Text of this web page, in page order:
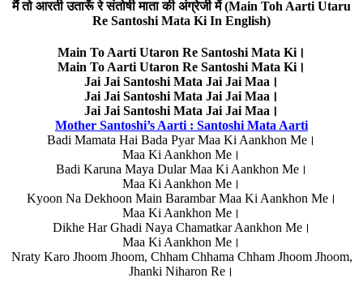
मैं तो आरती उतारूँ रे संतोषी माता की अंग्रेजी में (Main Toh Aarti Utaru
Re Santoshi Mata Ki In English)
Main To Aarti Utaron Re Santoshi Mata Ki।
Main To Aarti Utaron Re Santoshi Mata Ki।
Jai Jai Santoshi Mata Jai Jai Maa।
Jai Jai Santoshi Mata Jai Jai Maa।
Jai Jai Santoshi Mata Jai Jai Maa।
Mother Santoshi’s Aarti : Santoshi Mata Aarti
Badi Mamata Hai Bada Pyar Maa Ki Aankhon Me।
Maa Ki Aankhon Me।
Badi Karuna Maya Dular Maa Ki Aankhon Me।
Maa Ki Aankhon Me।
Kyoon Na Dekhoon Main Barambar Maa Ki Aankhon Me।
Maa Ki Aankhon Me।
Dikhe Har Ghadi Naya Chamatkar Aankhon Me।
Maa Ki Aankhon Me।
Nraty Karo Jhoom Jhoom, Chham Chhama Chham Jhoom Jhoom,
Jhanki Niharon Re।